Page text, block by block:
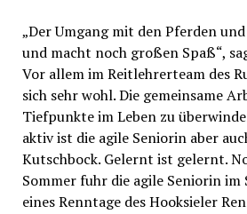
„Der Umgang mit den Pferden
und macht noch großen Spaß“,
Vor allem im Reitlehrerteam des
sich sehr wohl. Die gemeinsame
Tiefpunkte im Leben zu
aktiv ist die agile Seniorin aber
Kutschbock. Gelernt ist gelernt.
Sommer fuhr die agile Seniorin
eines Renntage des Hooksieler